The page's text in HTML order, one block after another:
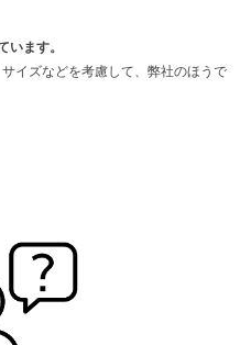
います。
イズなどを考慮して、弊社のほうで